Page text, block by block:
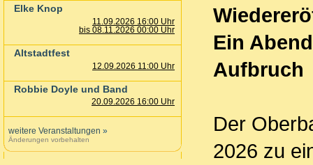
Elke Knop
11.09.2026 16:00 Uhr
bis 08.11.2026 00:00 Uhr
Altstadtfest
12.09.2026 11:00 Uhr
Robbie Doyle und Band
20.09.2026 16:00 Uhr
weitere Veranstaltungen »
Änderungen vorbehalten
Ein
Aufbruch
Der
2026 zu